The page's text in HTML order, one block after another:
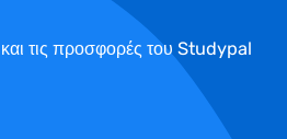
τις προσφορές του Studypal